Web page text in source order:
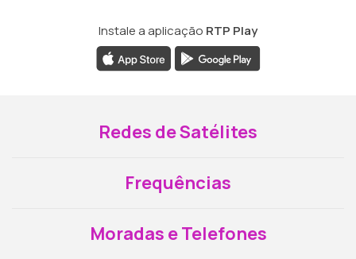
Instale a aplicação RTP Play
Redes de Satélites
Frequências
Moradas e Telefones